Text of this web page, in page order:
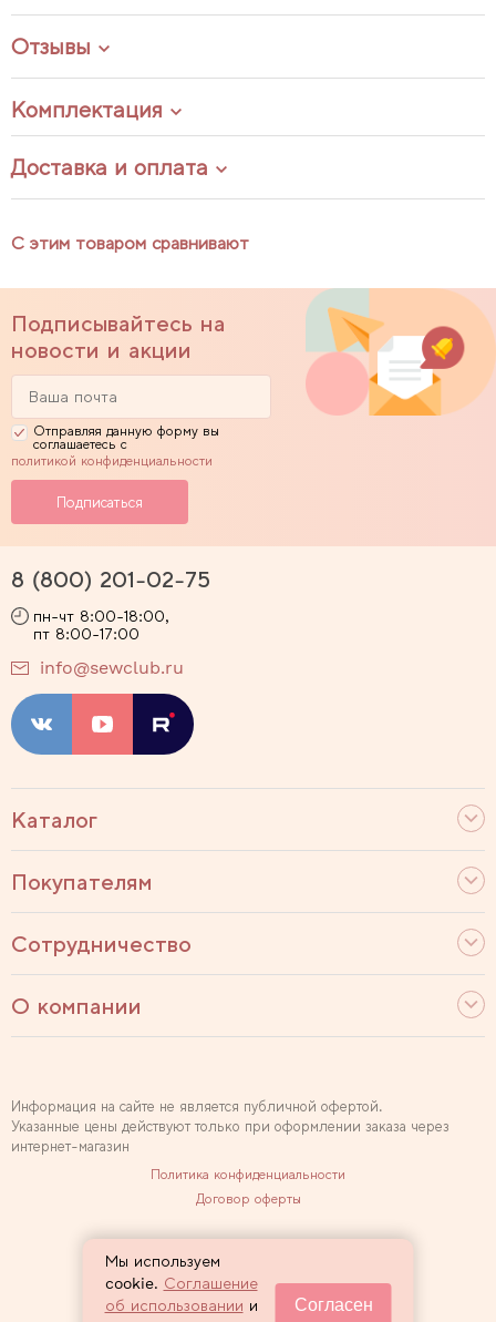
Отзывы
Комплектация
Доставка и оплата
С этим товаром сравнивают
Подписывайтесь на
новости и акции
Отправляя данную форму вы
соглашаетесь с
политикой конфиденциальности
Каталог
Покупателям
Сотрудничество
О компании
8 (800) 201-02-75
пн-чт 8:00-18:00,
пт 8:00-17:00
info@sewclub.ru
2007 — 2026 Sewclub
Информация на сайте не является публичной офертой.
Указанные цены действуют только при оформлении заказа через
интернет-магазин
Политика конфиденциальности
Договор оферты
Мы используем
cookie. Соглашение
об использовании и
Согласен